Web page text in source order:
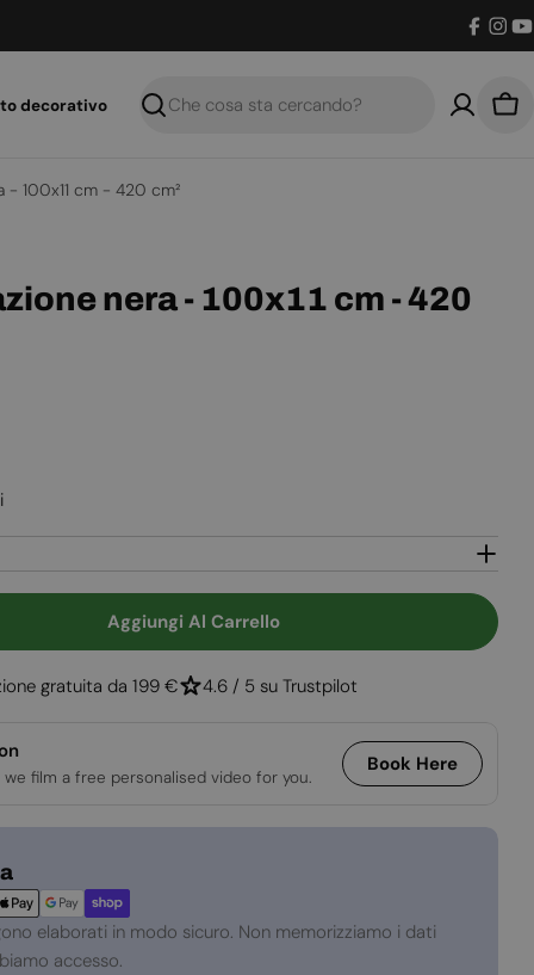
decorativo
Ricerca
- 100x11 cm - 420 cm²
Apri supporto 2
nera - 100x11 cm - 420
Griglia Di Ventilazione Nera - 100x11 Cm - 420
Per Griglia Di Ventilazione Nera - 100x11
Aggiungi Al Carrello
gratuita da 199 € 4.6 / 5 su Trustpilot
film a free personalised video for you.
Book Here
elaborati in modo sicuro. Non memorizziamo i dati
accesso.